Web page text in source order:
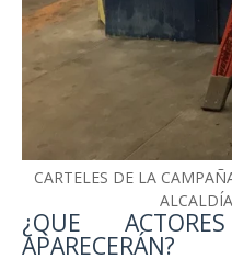
CARTELES DE LA
¿QUE
APARECERÁN?